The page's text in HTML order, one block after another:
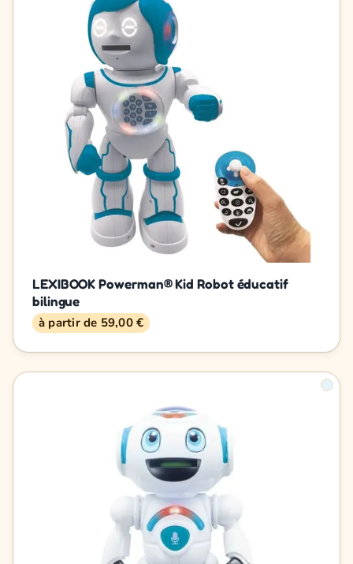
LEXIBOOK Powerman® Kid Robot éducatif
bilingue
à partir de 59,00 €